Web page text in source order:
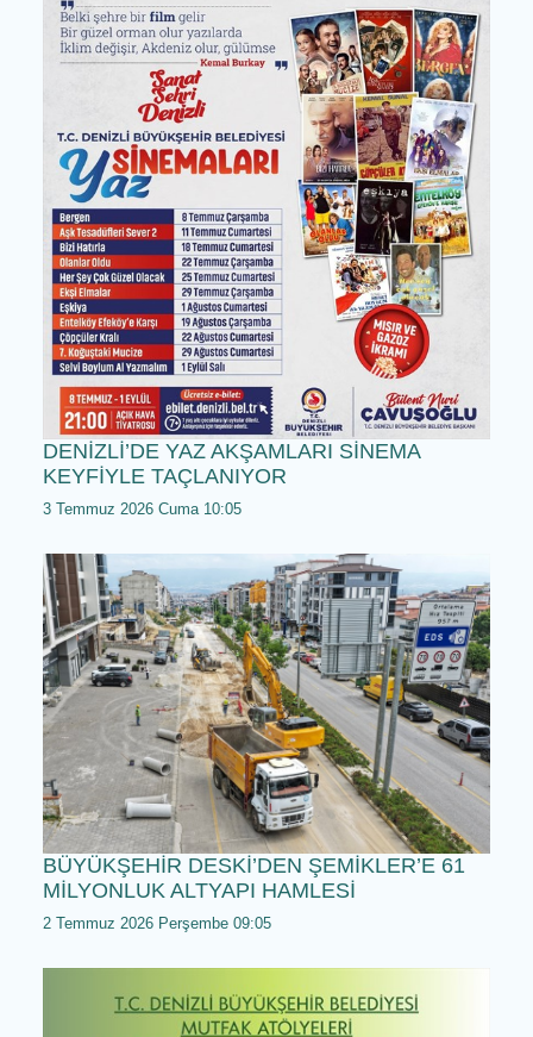
3 Temmuz 2026 Cuma 14:05
DENİZLİ’DE YAZ AKŞAMLARI SİNEMA
KEYFİYLE TAÇLANIYOR
3 Temmuz 2026 Cuma 10:05